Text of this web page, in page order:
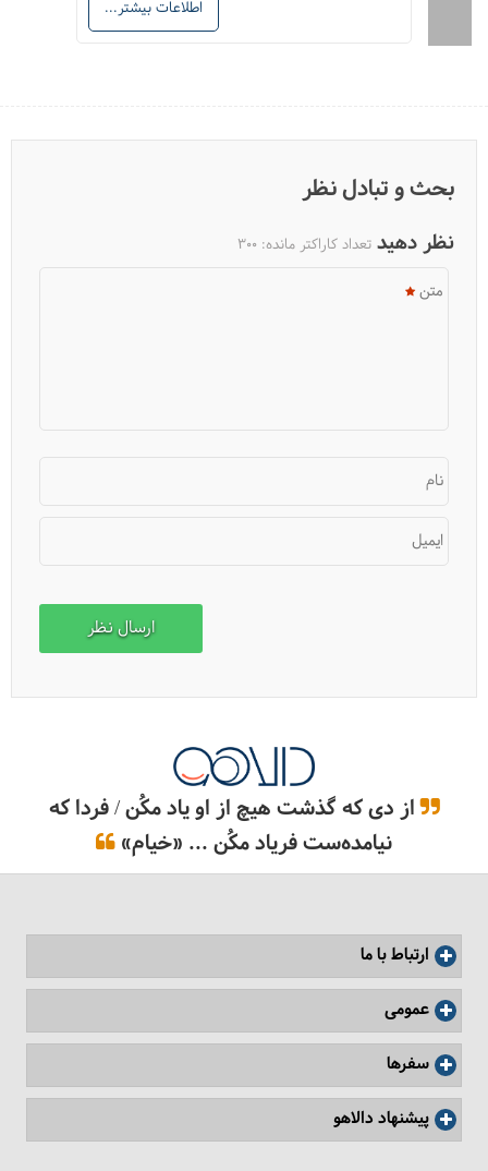
کارفورسا چیست؟
اطلاعات بیشتر...
بحث و تبادل نظر
نظر دهید تعداد کاراکتر مانده: 300
متن
نام
ایمیل
از دی که گذشت هیچ از او یاد مکُن / فردا که
نیامده‌ست فریاد مکُن ... «خیام»
ارتباط با ما
عمومی
سفرها
پیشنهاد دالاهو